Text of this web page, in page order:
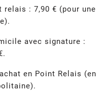
: 7,90 € (pour une
avec signature :
en Point Relais (en